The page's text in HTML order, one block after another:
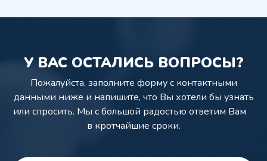
У ВАС ОСТАЛИСЬ ВОПРОСЫ?
Пожалуйста, заполните форму с контактными
данными ниже и напишите, что Вы хотели бы узнать
или спросить. Мы с большой радостью ответим Вам
в кротчайшие сроки.